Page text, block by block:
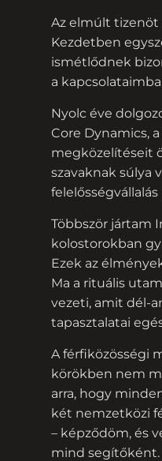
Az elmúlt
Kezdetben
ismétlődnek
a
Nyolc éve
Core Dynamics,
megközelítéseit
szavaknak súlya
Többször jártam
kolostorokban
Ezek az
Ma a rituális
vezeti, amit dél-
tapasztalatai
A férfiközösségi
körökben nem
arra, hogy
két nemzetközi
– képződöm, és
mind segítőként.